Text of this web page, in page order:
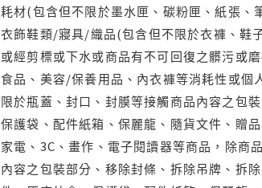
耗材(包含但不限於墨水匣、碳粉匣、紙張、
衣飾鞋類/寢具/織品(包含但不限於衣褲、鞋
或經剪標或下水或商品有不可回復之髒污或磨
食品、美容/保養用品、內衣褲等消耗性或個
限於瓶蓋、封口、封膜等接觸商品內容之包
保護袋、配件紙箱、保麗龍、隨貨文件、贈品
家電、3C、畫作、電子閱讀器等商品，除商
內容之包裝部分、移除封條、拆除吊牌、拆